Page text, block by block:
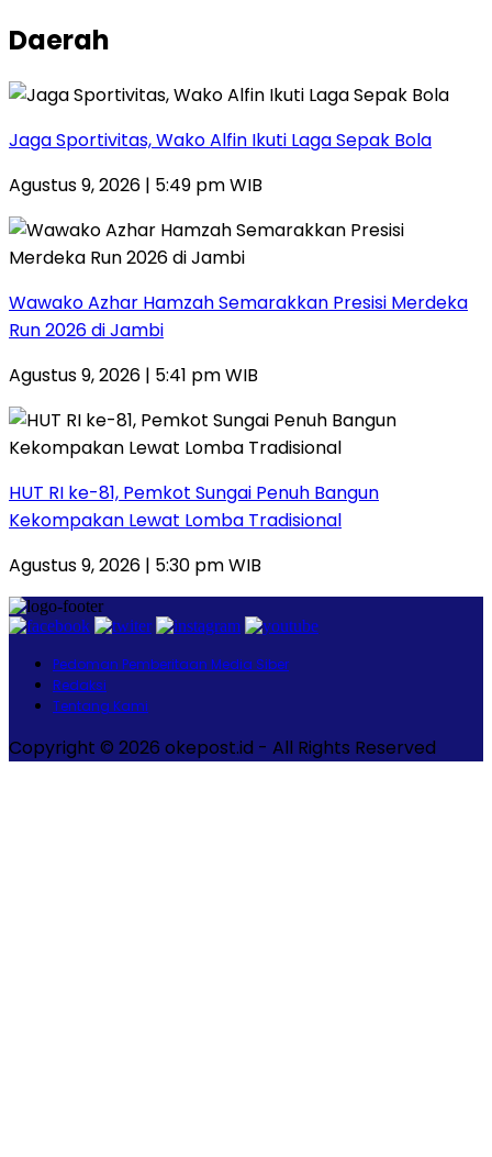
Daerah
Jaga Sportivitas, Wako Alfin Ikuti Laga Sepak Bola
Agustus 9, 2026 | 5:49 pm WIB
Wawako Azhar Hamzah Semarakkan Presisi Merdeka
Run 2026 di Jambi
Agustus 9, 2026 | 5:41 pm WIB
HUT RI ke-81, Pemkot Sungai Penuh Bangun
Kekompakan Lewat Lomba Tradisional
Agustus 9, 2026 | 5:30 pm WIB
Pedoman Pemberitaan Media Siber
Redaksi
Tentang Kami
Copyright © 2026 okepost.id - All Rights Reserved